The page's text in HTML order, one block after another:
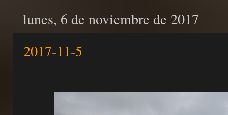
lunes, 6 de noviembre de 2017
2017-11-5